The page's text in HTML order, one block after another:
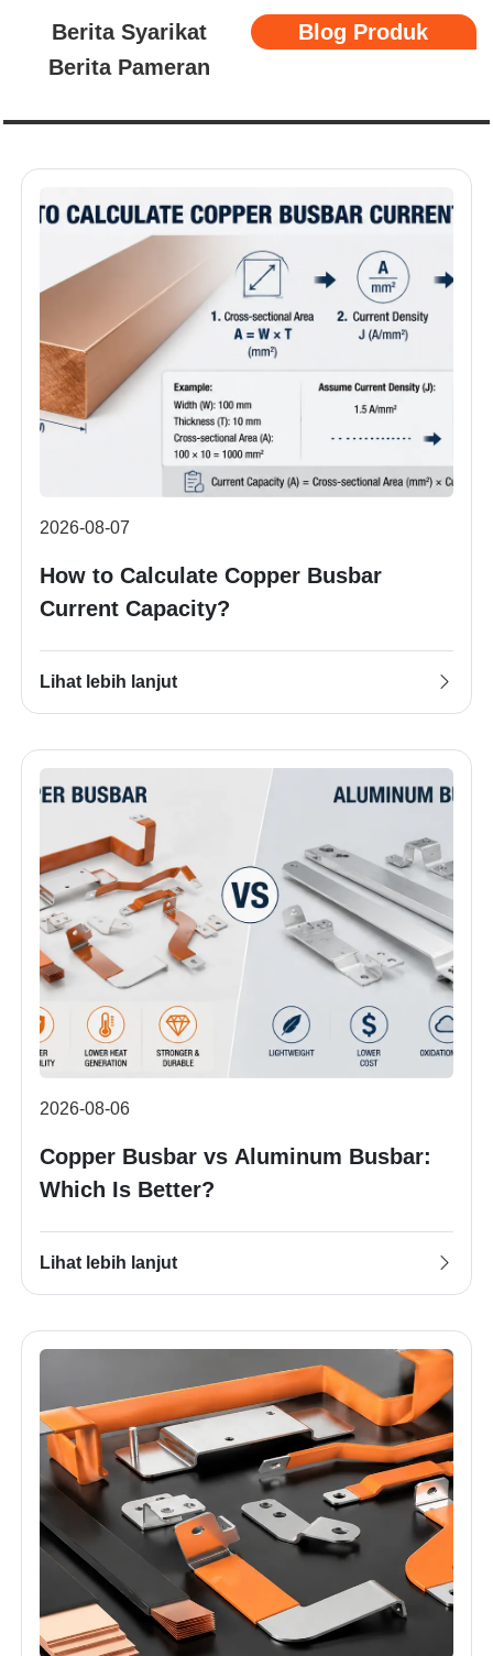
Berita Syarikat
Blog Produk
Berita Pameran
2026-08-07
How to Calculate Copper Busbar
Current Capacity?
Lihat lebih lanjut
2026-08-06
Copper Busbar vs Aluminum Busbar:
Which Is Better?
Lihat lebih lanjut